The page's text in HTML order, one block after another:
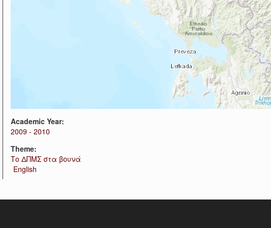
Academic Year:
2009 - 2010
Theme:
Το ΔΠΜΣ στα βουνά
English